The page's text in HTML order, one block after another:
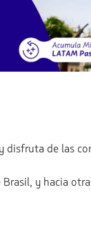
disfruta de las
y hacia